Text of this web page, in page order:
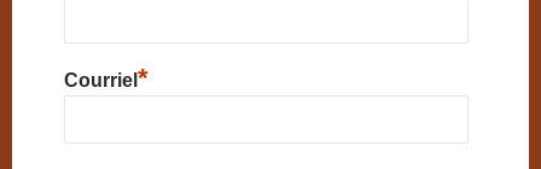
Courriel *